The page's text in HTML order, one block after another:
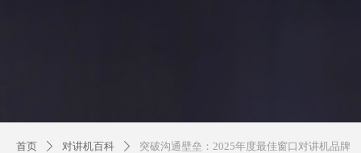
首页 ꄲ 对讲机百科 ꄲ 突破沟通壁垒：2025年度最佳窗口对讲机品牌